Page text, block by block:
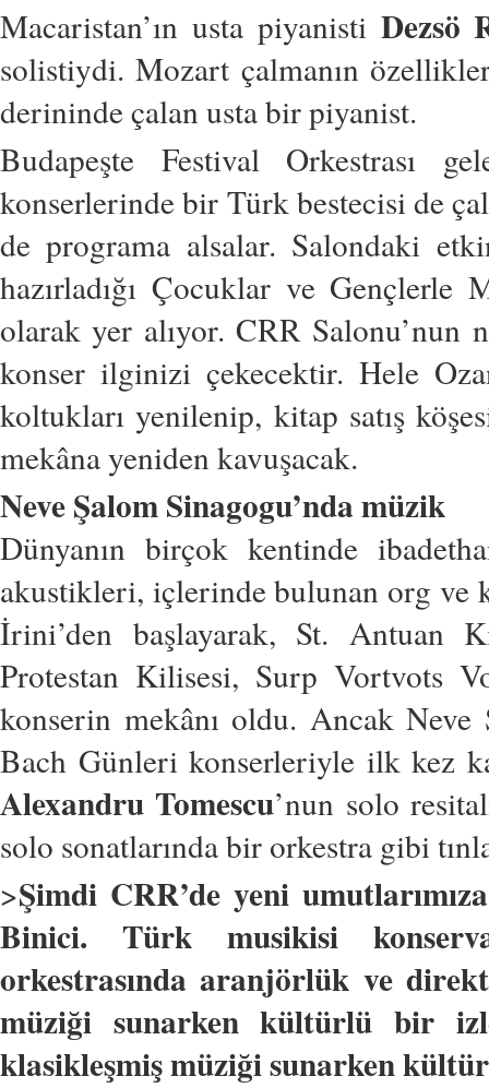
Macaristan’ın usta piyanisti Dezsö
solistiydi. Mozart çalmanın
derininde çalan ustabir piyanist.
Budapeşte Festival Orkestrası
konserlerinde bir Türk bestecisi de
de programa alsalar. Salondaki
hazırladığı Çocuklar ve Gençlerle
olarak yer alıyor. CRR Salonu’nun
konser ilginizi çekecektir. Hele
koltukları yenilenip, kitap satış
mekâna yeniden kavuşacak.
Neve ŞalomSinagogu’nda müzik
Dünyanın birçok kentinde
akustikleri, içlerinde bulunan org ve
İrini’den başlayarak, St. Antuan
Protestan Kilisesi, Surp Vortvots
konserin mekânı oldu. Ancak
Bach Günleri konserleriyle ilk kez
Alexandru Tomescu’nun solo
solo sonatlarında bir orkestra gibi
>Şimdi CRR’de yeni umutlarımıza
Binici. Türk musikisi
orkestrasında aranjörlük ve
müziği sunarken kültürlü bir
klasikleşmiş müziği sunarken